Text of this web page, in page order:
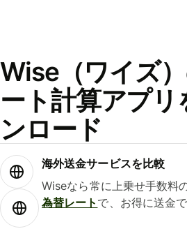
Wise（ワイズ
ート計算アプリ
ンロード
海外送金サービスを比較
Wiseなら常に上乗せ手数料
為替レート で、お得に送金で